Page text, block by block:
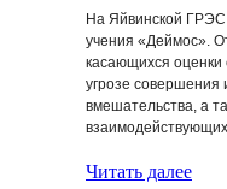
На Яйвинской
учения «Деймос».
касающихся
угрозе совершения
вмешательства, а
Читать далее